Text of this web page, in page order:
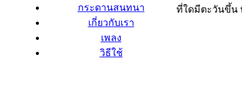
กระดานสนทนา
เกี่ยวกับเรา
เพลง
วิธีใช้
ที่ใดมีตะวันขึ้น